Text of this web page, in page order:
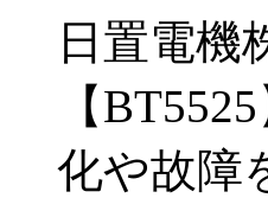
日置電機
【
化や故障